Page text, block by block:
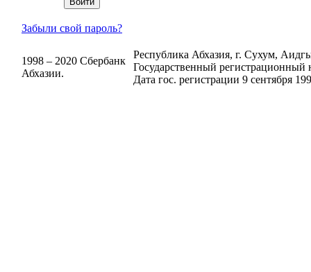
Забыли свой пароль?
1998 – 2020 Сбербанк
Абхазии.
Республика Абхазия, г. Сухум,
Государственный регистрационный
Дата гос. регистрации 9 сентября